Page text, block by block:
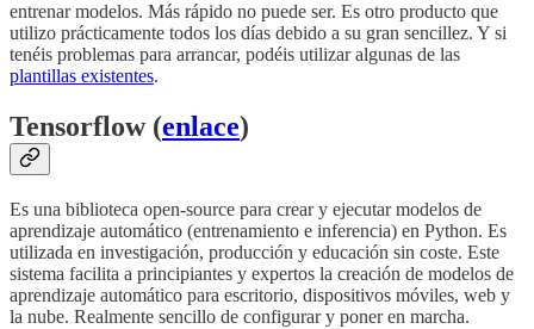
entrenar modelos. Más rápido no puede ser. Es otro producto que
utilizo prácticamente todos los días debido a su gran sencillez. Y si
tenéis problemas para arrancar, podéis utilizar algunas de las
plantillas existentes.
Tensorflow (enlace)
Es una biblioteca open-source para crear y ejecutar modelos de
aprendizaje automático (entrenamiento e inferencia) en Python. Es
utilizada en investigación, producción y educación sin coste. Este
sistema facilita a principiantes y expertos la creación de modelos de
aprendizaje automático para escritorio, dispositivos móviles, web y
la nube. Realmente sencillo de configurar y poner en marcha.